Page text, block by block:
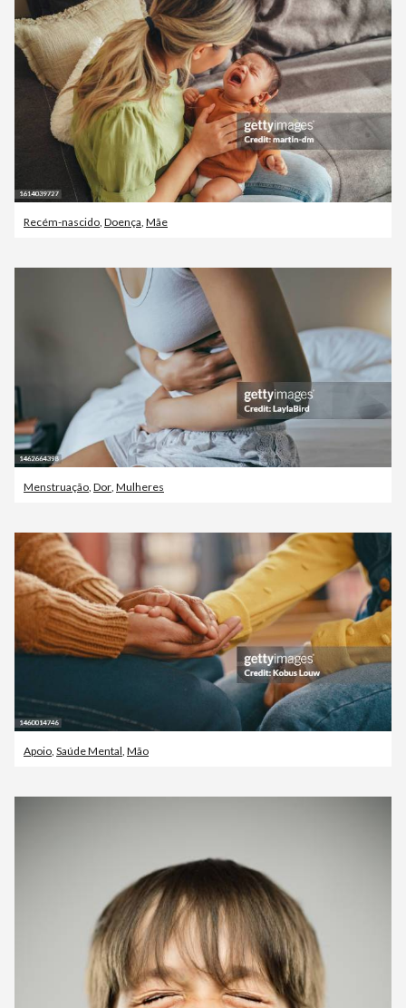
Recém-nascido, Doença, Mãe
Menstruação Dor Mulheres
Apoio, Saúde Mental, Mão